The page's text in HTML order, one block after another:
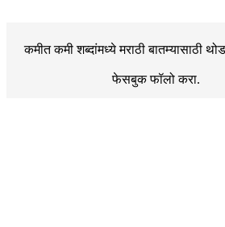
कमीत कमी शब्दांमध्ये मराठी बातम्यासाठी
फेसबुकफॉलो करा.